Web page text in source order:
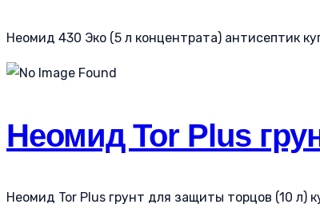
Неомид 430 Эко (5 л концентрата) антисептик
Неомид Tor Plus
Неомид Tor Plus грунт для защиты торцов (10 л)